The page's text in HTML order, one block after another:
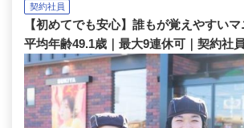
契約社員
【初めてでも安心】誰もが覚えやすいマ
平均年齢49.1歳｜最大9連休可｜契約社員